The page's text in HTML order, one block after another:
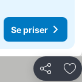
Se priser
Del